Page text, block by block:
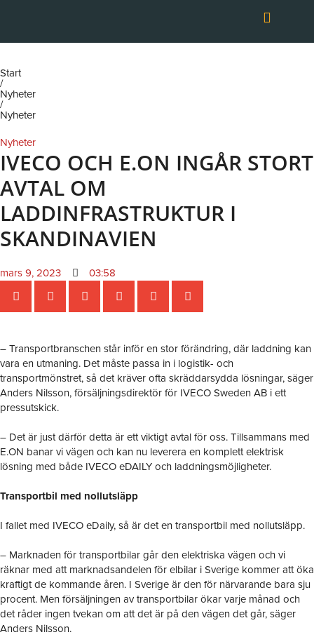
Start
/
Nyheter
/
Nyheter
Nyheter
IVECO OCH E.ON INGÅR STORT
AVTAL OM
LADDINFRASTRUKTUR I
SKANDINAVIEN
mars 9, 2023 03:58
– Transportbranschen står inför en stor förändring, där laddning kan
vara en utmaning. Det måste passa in i logistik- och
transportmönstret, så det kräver ofta skräddarsydda lösningar, säger
Anders Nilsson, försäljningsdirektör för IVECO Sweden AB i ett
pressutskick.
– Det är just därför detta är ett viktigt avtal för oss. Tillsammans med
E.ON banar vi vägen och kan nu leverera en komplett elektrisk
lösning med både IVECO eDAILY och laddningsmöjligheter.
Transportbil med nollutsläpp
I fallet med IVECO eDaily, så är det en transportbil med nollutsläpp.
– Marknaden för transportbilar går den elektriska vägen och vi
räknar med att marknadsandelen för elbilar i Sverige kommer att öka
kraftigt de kommande åren. I Sverige är den för närvarande bara sju
procent. Men försäljningen av transportbilar ökar varje månad och
det råder ingen tvekan om att det är på den vägen det går, säger
Anders Nilsson.